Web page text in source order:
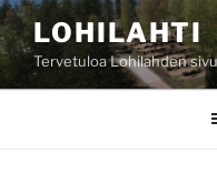
Siirry
sisältöönLOHILAHTI
Tervetuloa Lohilahden